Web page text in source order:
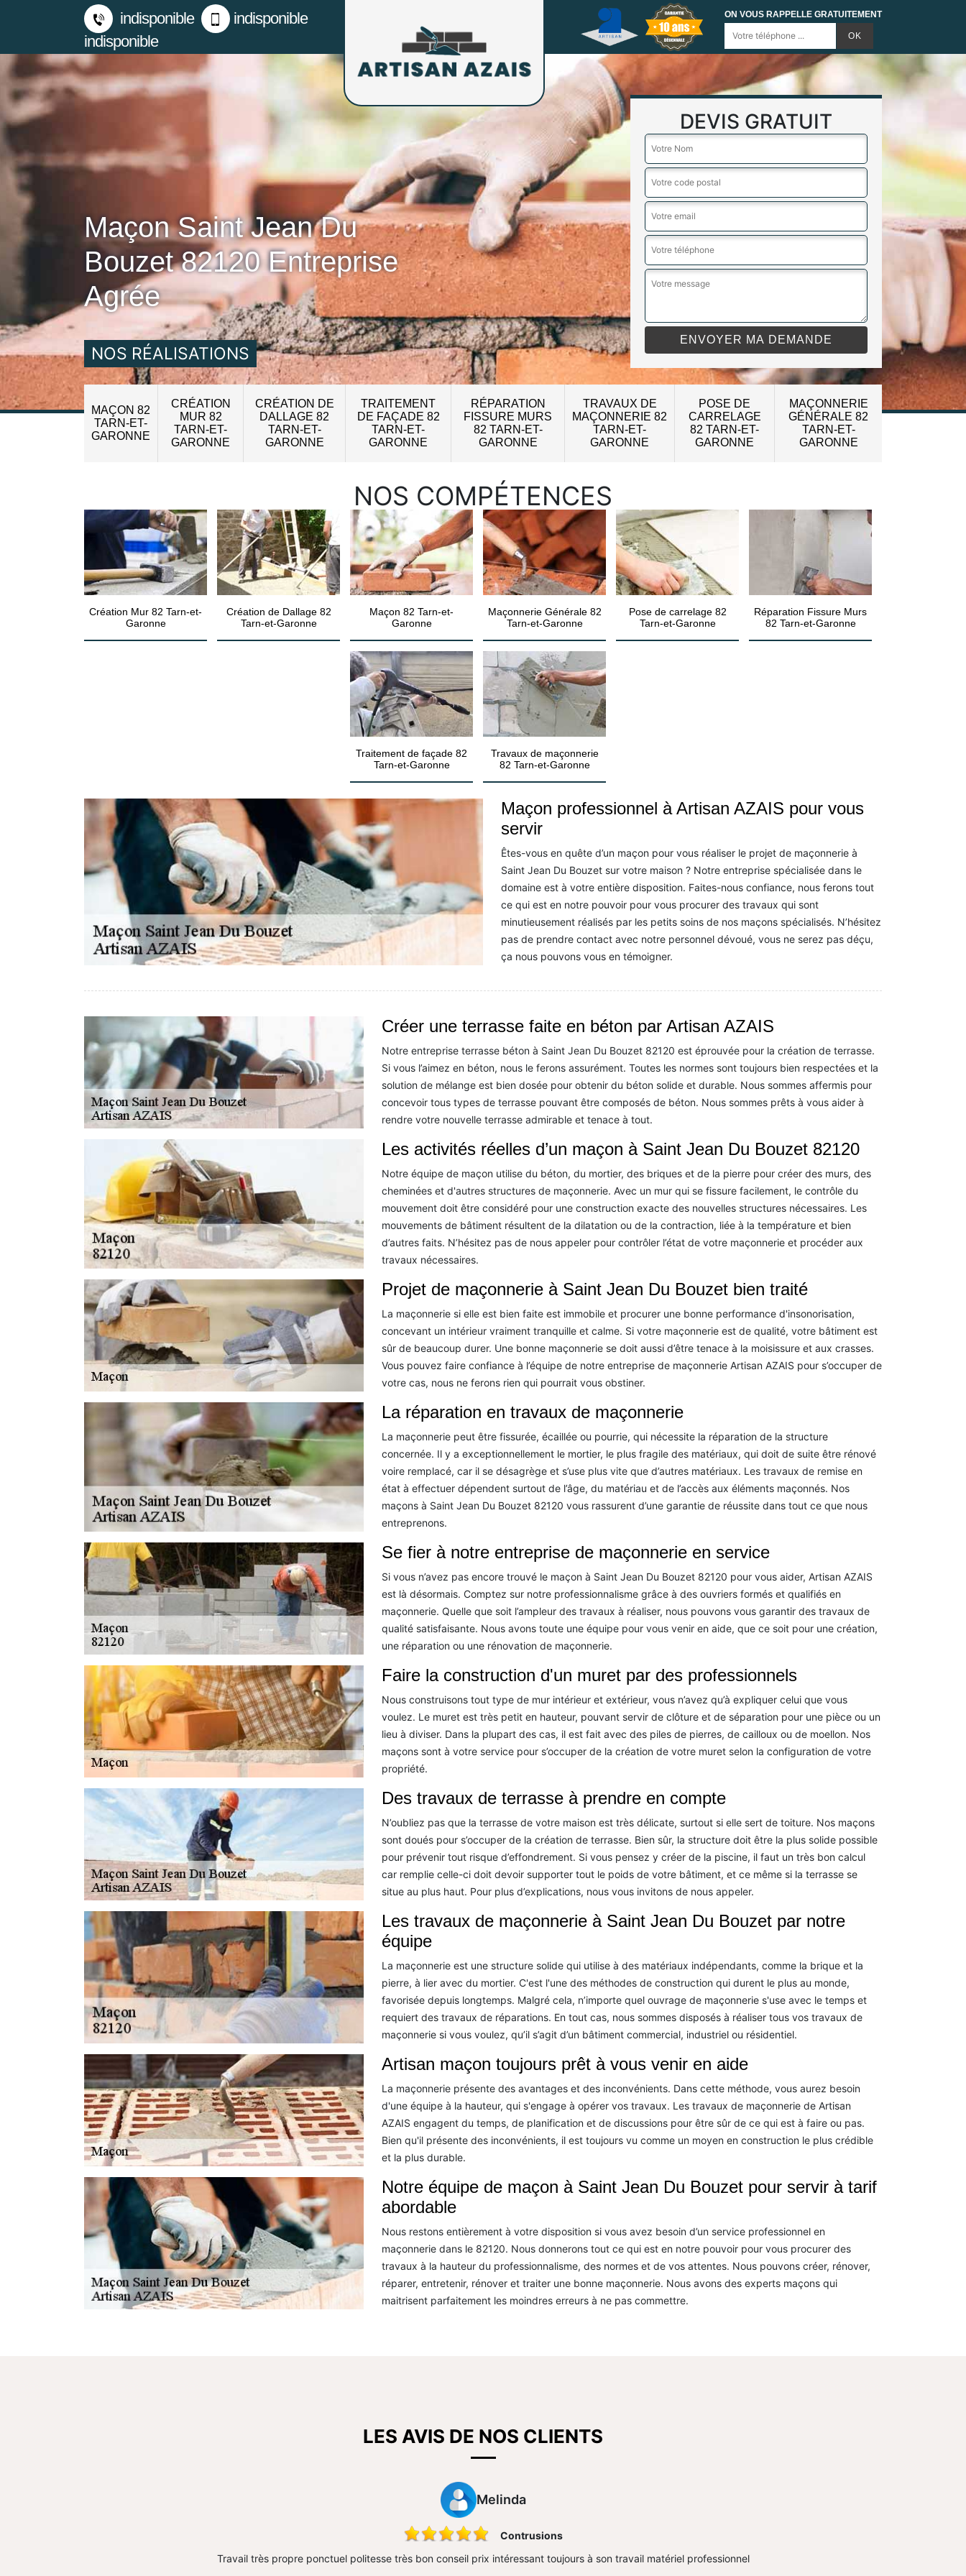
indisponible
indisponible
indisponible
ON VOUS RAPPELLE GRATUITEMENT
Maçon Saint Jean Du
Bouzet 82120 Entreprise
Agrée
NOS RÉALISATIONS
DEVIS GRATUIT
MAÇON 82
TARN-ET-
GARONNE
CRÉATION
MUR 82
TARN-ET-
GARONNE
CRÉATION DE
DALLAGE 82
TARN-ET-
GARONNE
TRAITEMENT
DE FAÇADE 82
TARN-ET-
GARONNE
RÉPARATION
FISSURE MURS
82 TARN-ET-
GARONNE
TRAVAUX DE
MAÇONNERIE 82
TARN-ET-
GARONNE
POSE DE
CARRELAGE
82 TARN-ET-
GARONNE
MAÇONNERIE
GÉNÉRALE 82
TARN-ET-
GARONNE
NOS COMPÉTENCES
Création Mur 82 Tarn-et-
Garonne
Création de Dallage 82
Tarn-et-Garonne
Maçon 82 Tarn-et-
Garonne
Maçonnerie Générale 82
Tarn-et-Garonne
Pose de carrelage 82
Tarn-et-Garonne
Réparation Fissure Murs
82 Tarn-et-Garonne
Traitement de façade 82
Tarn-et-Garonne
Travaux de maçonnerie
82 Tarn-et-Garonne
Maçon professionnel à Artisan AZAIS pour vous
servir
Êtes-vous en quête d’un maçon pour vous réaliser le projet de maçonnerie à
Saint Jean Du Bouzet sur votre maison ? Notre entreprise spécialisée dans le
domaine est à votre entière disposition. Faites-nous confiance, nous ferons tout
ce qui est en notre pouvoir pour vous procurer des travaux qui sont
minutieusement réalisés par les petits soins de nos maçons spécialisés. N’hésitez
pas de prendre contact avec notre personnel dévoué, vous ne serez pas déçu,
ça nous pouvons vous en témoigner.
Créer une terrasse faite en béton par Artisan AZAIS
Notre entreprise terrasse béton à Saint Jean Du Bouzet 82120 est éprouvée pour la création de terrasse.
Si vous l’aimez en béton, nous le ferons assurément. Toutes les normes sont toujours bien respectées et la
solution de mélange est bien dosée pour obtenir du béton solide et durable. Nous sommes affermis pour
concevoir tous types de terrasse pouvant être composés de béton. Nous sommes prêts à vous aider à
rendre votre nouvelle terrasse admirable et tenace à tout.
Les activités réelles d’un maçon à Saint Jean Du Bouzet 82120
Notre équipe de maçon utilise du béton, du mortier, des briques et de la pierre pour créer des murs, des
cheminées et d'autres structures de maçonnerie. Avec un mur qui se fissure facilement, le contrôle du
mouvement doit être considéré pour une construction exacte des nouvelles structures nécessaires. Les
mouvements de bâtiment résultent de la dilatation ou de la contraction, liée à la température et bien
d’autres faits. N’hésitez pas de nous appeler pour contrôler l’état de votre maçonnerie et procéder aux
travaux nécessaires.
Projet de maçonnerie à Saint Jean Du Bouzet bien traité
La maçonnerie si elle est bien faite est immobile et procurer une bonne performance d'insonorisation,
concevant un intérieur vraiment tranquille et calme. Si votre maçonnerie est de qualité, votre bâtiment est
sûr de beaucoup durer. Une bonne maçonnerie se doit aussi d’être tenace à la moisissure et aux crasses.
Vous pouvez faire confiance à l’équipe de notre entreprise de maçonnerie Artisan AZAIS pour s’occuper de
votre cas, nous ne ferons rien qui pourrait vous obstiner.
La réparation en travaux de maçonnerie
La maçonnerie peut être fissurée, écaillée ou pourrie, qui nécessite la réparation de la structure
concernée. Il y a exceptionnellement le mortier, le plus fragile des matériaux, qui doit de suite être rénové
voire remplacé, car il se désagrège et s’use plus vite que d’autres matériaux. Les travaux de remise en
état à effectuer dépendent surtout de l’âge, du matériau et de l’accès aux éléments maçonnés. Nos
maçons à Saint Jean Du Bouzet 82120 vous rassurent d’une garantie de réussite dans tout ce que nous
entreprenons.
Se fier à notre entreprise de maçonnerie en service
Si vous n’avez pas encore trouvé le maçon à Saint Jean Du Bouzet 82120 pour vous aider, Artisan AZAIS
est là désormais. Comptez sur notre professionnalisme grâce à des ouvriers formés et qualifiés en
maçonnerie. Quelle que soit l’ampleur des travaux à réaliser, nous pouvons vous garantir des travaux de
qualité satisfaisante. Nous avons toute une équipe pour vous venir en aide, que ce soit pour une création,
une réparation ou une rénovation de maçonnerie.
Faire la construction d'un muret par des professionnels
Nous construisons tout type de mur intérieur et extérieur, vous n’avez qu’à expliquer celui que vous
voulez. Le muret est très petit en hauteur, pouvant servir de clôture et de séparation pour une pièce ou un
lieu à diviser. Dans la plupart des cas, il est fait avec des piles de pierres, de cailloux ou de moellon. Nos
maçons sont à votre service pour s’occuper de la création de votre muret selon la configuration de votre
propriété.
Des travaux de terrasse à prendre en compte
N’oubliez pas que la terrasse de votre maison est très délicate, surtout si elle sert de toiture. Nos maçons
sont doués pour s’occuper de la création de terrasse. Bien sûr, la structure doit être la plus solide possible
pour prévenir tout risque d’effondrement. Si vous pensez y créer de la piscine, il faut un très bon calcul
car remplie celle-ci doit devoir supporter tout le poids de votre bâtiment, et ce même si la terrasse se
situe au plus haut. Pour plus d’explications, nous vous invitons de nous appeler.
Les travaux de maçonnerie à Saint Jean Du Bouzet par notre
équipe
La maçonnerie est une structure solide qui utilise à des matériaux indépendants, comme la brique et la
pierre, à lier avec du mortier. C'est l'une des méthodes de construction qui durent le plus au monde,
favorisée depuis longtemps. Malgré cela, n’importe quel ouvrage de maçonnerie s'use avec le temps et
requiert des travaux de réparations. En tout cas, nous sommes disposés à réaliser tous vos travaux de
maçonnerie si vous voulez, qu’il s’agit d’un bâtiment commercial, industriel ou résidentiel.
Artisan maçon toujours prêt à vous venir en aide
La maçonnerie présente des avantages et des inconvénients. Dans cette méthode, vous aurez besoin
d'une équipe à la hauteur, qui s'engage à opérer vos travaux. Les travaux de maçonnerie de Artisan
AZAIS engagent du temps, de planification et de discussions pour être sûr de ce qui est à faire ou pas.
Bien qu'il présente des inconvénients, il est toujours vu comme un moyen en construction le plus crédible
et la plus durable.
Notre équipe de maçon à Saint Jean Du Bouzet pour servir à tarif
abordable
Nous restons entièrement à votre disposition si vous avez besoin d’un service professionnel en
maçonnerie dans le 82120. Nous donnerons tout ce qui est en notre pouvoir pour vous procurer des
travaux à la hauteur du professionnalisme, des normes et de vos attentes. Nous pouvons créer, rénover,
réparer, entretenir, rénover et traiter une bonne maçonnerie. Nous avons des experts maçons qui
maitrisent parfaitement les moindres erreurs à ne pas commettre.
LES AVIS DE NOS CLIENTS
Melinda
Contrusions
Travail très propre ponctuel politesse très bon conseil prix intéressant toujours à son travail matériel professionnel